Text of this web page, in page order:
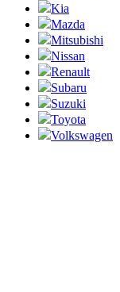
Kia
Mazda
Mitsubishi
Nissan
Renault
Subaru
Suzuki
Toyota
Volkswagen